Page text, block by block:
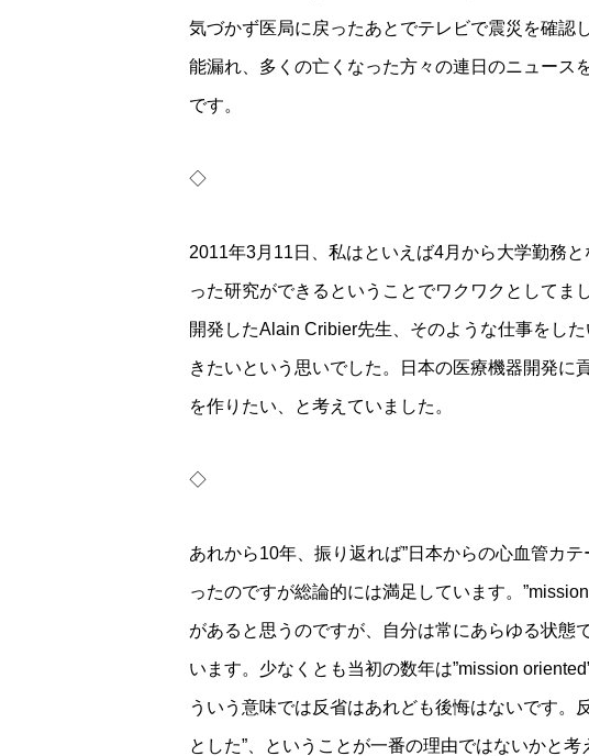
気づかず医局に戻ったあとでテレビで震災を確認
能漏れ、多くの亡くなった方々の連日のニュース
です。
◇
2011年3月11日、私はといえば4月から大学勤務
った研究ができるということでワクワクとしてま
開発したAlain Cribier先生、そのような仕事をし
きたいという思いでした。日本の医療機器開発に
を作りたい、と考えていました。
◇
あれから10年、振り返れば”日本からの心血管カ
ったのですが総論的には満足しています。
があると思うのですが、自分は常にあらゆる状態
います。少なくとも当初の数年は”mission
ういう意味では反省はあれども後悔はないです。
とした”、ということが一番の理由ではないかと